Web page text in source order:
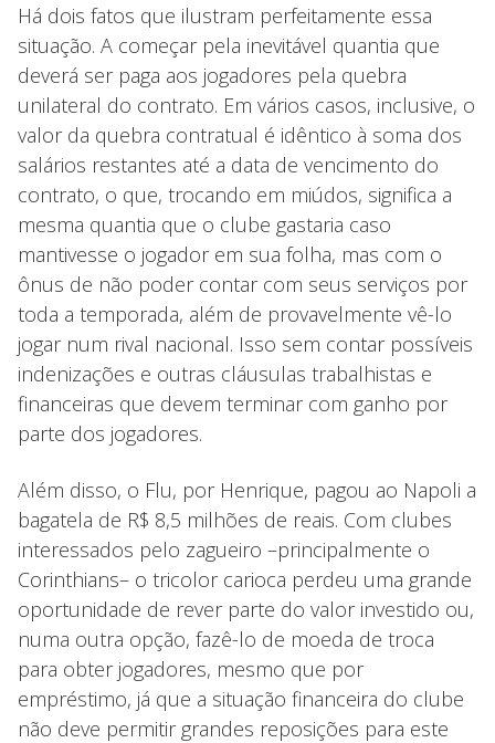
Há dois fatos que ilustram perfeitamente essa
situação. A começar pela inevitável quantia que
deverá ser paga aos jogadores pela quebra
unilateral do contrato. Em vários casos, inclusive, o
valor da quebra contratual é idêntico à soma dos
salários restantes até a data de vencimento do
contrato, o que, trocando em miúdos, significa a
mesma quantia que o clube gastaria caso
mantivesse o jogador em sua folha, mas com o
ônus de não poder contar com seus serviços por
toda a temporada, além de provavelmente vê-lo
jogar num rival nacional. Isso sem contar possíveis
indenizações e outras cláusulas trabalhistas e
financeiras que devem terminar com ganho por
parte dos jogadores.
Além disso, o Flu, por Henrique, pagou ao Napoli a
bagatela de R$ 8,5 milhões de reais. Com clubes
interessados pelo zagueiro –principalmente o
Corinthians– o tricolor carioca perdeu uma grande
oportunidade de rever parte do valor investido ou,
numa outra opção, fazê-lo de moeda de troca
para obter jogadores, mesmo que por
empréstimo, já que a situação financeira do clube
não deve permitir grandes reposições para este